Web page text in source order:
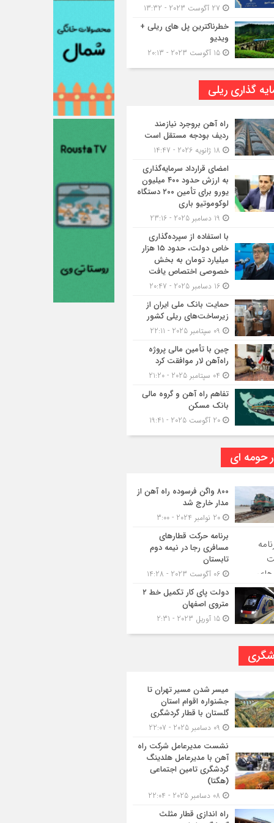
خطرناکترین پل های ریلی +
ویدیو
گذاری ریلی
راه آهن بروجرد نیازمند
ردیف بودجه مستقل است
امضای قرارداد سرمایه‌گذاری
به ارزش حدود ۴۰۰ میلیون
یورو برای تأمین ۲۰۰ دستگاه
لوکوموتیو باری
با استفاده از سپرده‌گذاری
خاص دولت، حدود ۱۵ هزار
میلیارد تومان به بخش
خصوصی اختصاص یافت
حمایت بانک ملی ایران از
زیرساخت‌های ریلی کشور
چین با تأمین مالی پروژه
راه‌آهن لار موافقت کرد
تفاهم راه آهن و گروه مالی
بانک مسکن
حومه ای
۸۰۰ واگن فرسوده راه آهن از
مدار خارج شد
برنامه حرکت قطارهای
مسافری رجا در نیمه دوم
تابستان
دولت پای کار تکمیل خط ۲
متروی اصفهان
میسر شدن مسیر تهران تا
جشنواره اقوام استان
گلستان با قطار گردشگری
نشست مدیرعامل شرکت راه
آهن با مدیرعامل هلدینگ
گردشگری تامین اجتماعی
(هگتا)
راه اندازی قطار مثلث